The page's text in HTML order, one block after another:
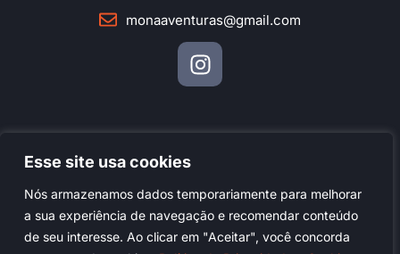
Esse site usa cookies
Nós armazenamos dados temporariamente para melhorar
a sua experiência de navegação e recomendar conteúdo
de seu interesse. Ao clicar em "Aceitar", você concorda
monaaventuras@gmail.com
direitos reservados
CNPJ / Cadastur: 47.798.002/0001-31